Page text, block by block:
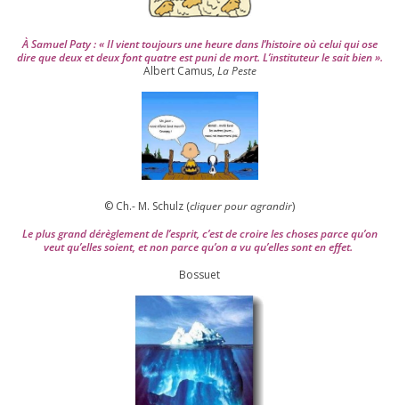
À Samuel Paty : « Il vient tou­jours une heure dans l’his­toire où celui qui ose
dire que deux et deux font quatre est puni de mort. L’instituteur le sait bien ».
Albert Camus, La Peste
© Ch.- M. Schulz (cli­quer pour agran­dir)
Le plus grand dérè­gle­ment de l’es­prit, c’est de croire les choses parce qu’on
veut qu’elles soient, et non parce qu’on a vu qu’elles sont en effet.
Bossuet